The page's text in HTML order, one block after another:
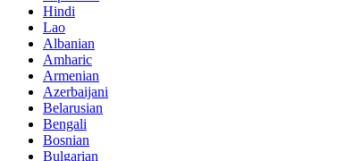
Hindi
Lao
Albanian
Amharic
Armenian
Azerbaijani
Belarusian
Bengali
Bosnian
Bulgarian